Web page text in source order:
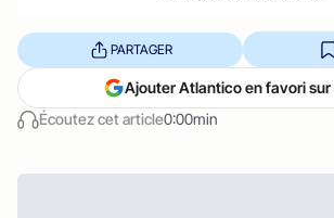
Écoutez cet article0:00min
PARTAGER
Ajouter Atlantico en favori sur